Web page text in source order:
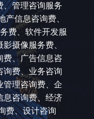
、管理咨询服务
信息咨询费、
费、软件开发服
摄像服务费、
费、广告信息咨
询费、业务咨询
管理咨询费、企
息咨询费、经济
费、设计咨询